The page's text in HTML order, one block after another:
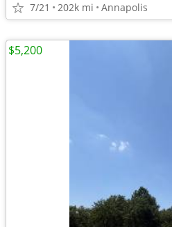
7/21 202k mi Annapolis
$5,200